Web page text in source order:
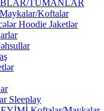
TUMANLAR
Koftalar
Hoodie Jaketlər
Sleeplay